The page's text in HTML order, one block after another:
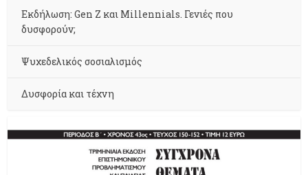
Εκδήλωση: Gen Z και Millennials. Γενιές που
δυσφορούν;
Ψυχεδελικός σοσιαλισμός
Δυσφορία και τέχνη